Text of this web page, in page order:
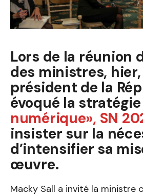
Lors de la réunion
des ministres,
président de la
évoqué la stratégie
numérique», SN
insister sur la
d’intensifier sa
œuvre.
Macky Sall a invité la ministre